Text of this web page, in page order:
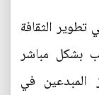
تطوير الثقافة
بشكل مباشر
المبدعين في